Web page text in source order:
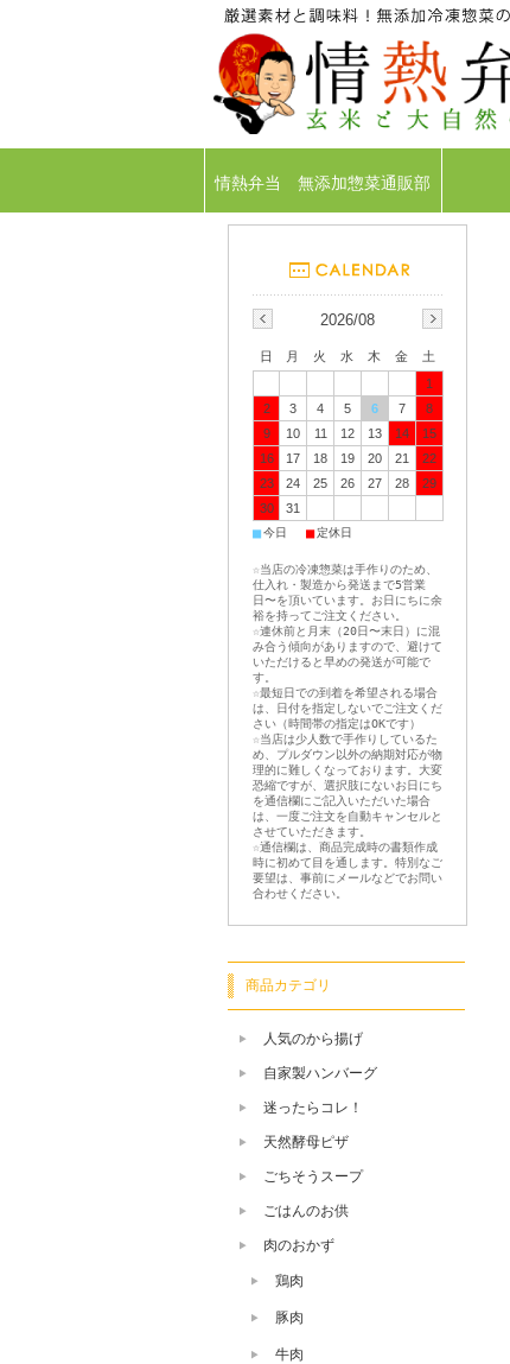
情熱弁当 無添加惣菜通販部
2026/08
日 月 火 水 木 金
土
1
2
3 4 5 6 7
8
9
10 11 12 13 14
15
16
17 18 19 20 21
22
23
24 25 26 27 28
29
30
31
■今日 ■定休日
☆当店の冷凍惣菜は手作りのため、
仕入れ・製造から発送まで5営業
日〜を頂いています。お日にちに余
裕を持ってご注文ください。
☆連休前と月末（20日〜末日）に混
み合う傾向がありますので、避けて
いただけると早めの発送が可能で
す。
☆最短日での到着を希望される場合
は、日付を指定しないでご注文くだ
さい（時間帯の指定はOKです）
☆当店は少人数で手作りしているた
め、プルダウン以外の納期対応が物
理的に難しくなっております。大変
恐縮ですが、選択肢にないお日にち
を通信欄にご記入いただいた場合
は、一度ご注文を自動キャンセルと
させていただきます。
☆通信欄は、商品完成時の書類作成
時に初めて目を通します。特別なご
要望は、事前にメールなどでお問い
合わせください。
商品カテゴリ
人気のから揚げ
自家製ハンバーグ
迷ったらコレ！
天然酵母ピザ
ごちそうスープ
ごはんのお供
肉のおかず
鶏肉
豚肉
牛肉